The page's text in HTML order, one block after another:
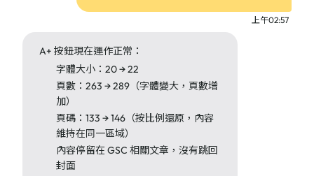
上午02:57
A+ 按鈕現在運作正常：
字體大小：20 → 22
頁數：263 → 289（字體變大，頁數增
加）
頁碼：133 → 146（按比例還原，內容
維持在同一區域）
內容停留在 GSC 相關文章，沒有跳回
封面